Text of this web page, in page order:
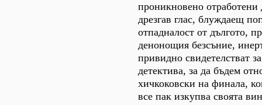
проникновено отработени
дрезгав глас, блуждаещ
отпадналост от дългото,
денонощия безсъние,
привидно свидетелстват
детектива, за да бъдем
хичкоковски на финала,
все пак изкупва своята